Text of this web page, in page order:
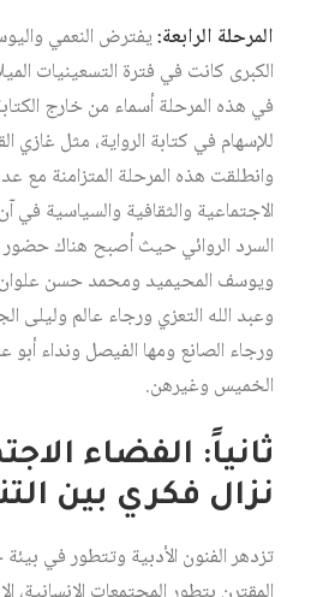
المرحلة الرابعة:يفترض النعمي
الكبرى كانت في فترة التسعينيات
في هذه المرحلة أسماء من خارج
للإسهام في كتابة الرواية، مثل
وانطلقت هذه المرحلة المتزامنة مع
الاجتماعية والثقافية والسياسية
السرد الروائي حيث أصبح هناك حضور
ويوسف المحيميد ومحمد حسن
وعبد الله التعزي ورجاء عالم وليلى
ورجاء الصانع ومها الفيصل ونداء أبو
الخميس وغيرهن.
ثانياً: الفضاء
نزال فكري بين
تزدهر الفنون الأدبية وتتطور في